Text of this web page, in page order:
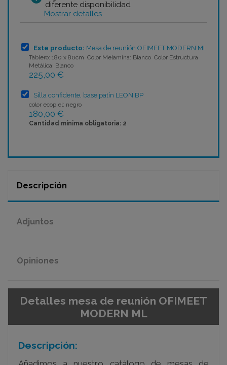
diferente disponibilidad
Mostrar detalles
Este producto: Mesa de reunión OFIMEET MODERN ML
Tablero: 180 x 80cm Color Melamina: Blanco Color Estructura
Metálica: Blanco
225,00 €
Silla confidente, base patín LEON BP
color ecopiel: negro
180,00 €
Cantidad mínima obligatoria: 2
Descripción
Adjuntos
Opiniones
Detalles mesa de reunión OFIMEET
MODERN ML
Descripción: